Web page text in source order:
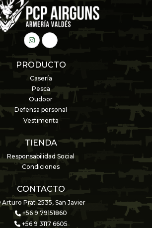
PRODUCTO
Casería
Pesca
Oudoor
Defensa personal
Vestimenta
TIENDA
Responsabilidad Social
Condiciones
CONTACTO
Arturo Prat 2535, San Javier
+56 9 79151860
+56 9 3117 6605